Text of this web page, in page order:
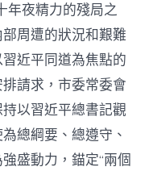
年夜精力的殘局之
周遭的狀況和艱難
近平同道為焦點的
請求，市委常委會
以習近平總書記觀
總綱要、總遵守、
盛動力，錨定“兩個